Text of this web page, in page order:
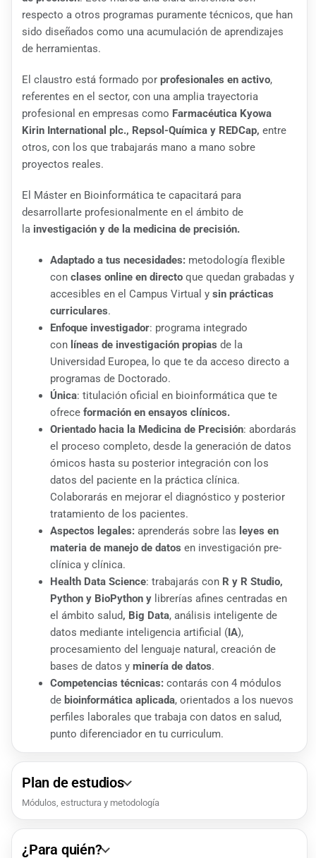
respecto a otros programas puramente técnicos, que han
sido diseñados como una acumulación de aprendizajes
de herramientas.
El claustro está formado por profesionales en activo,
referentes en el sector, con una amplia trayectoria
profesional en empresas como Farmacéutica Kyowa
Kirin International plc., Repsol-Química y REDCap, entre
otros, con los que trabajarás mano a mano sobre
proyectos reales.
El Máster en Bioinformática te capacitará para
desarrollarte profesionalmente en el ámbito de
la investigación y de la medicina de precisión.
Adaptado a tus necesidades: metodología flexible
con clases online en directo que quedan grabadas y
accesibles en el Campus Virtual y sin prácticas
curriculares.
Enfoque investigador: programa integrado
con líneas de investigación propias de la
Universidad Europea, lo que te da acceso directo a
programas de Doctorado.
Única: titulación oficial en bioinformática que te
ofrece formación en ensayos clínicos.
Orientado hacia la Medicina de Precisión: abordarás
el proceso completo, desde la generación de datos
ómicos hasta su posterior integración con los
datos del paciente en la práctica clínica.
Colaborarás en mejorar el diagnóstico y posterior
tratamiento de los pacientes.
Aspectos legales: aprenderás sobre las leyes en
materia de manejo de datos en investigación pre-
clínica y clínica.
Health Data Science: trabajarás con R y R Studio,
Python y BioPython y librerías afines centradas en
el ámbito salud, Big Data, análisis inteligente de
datos mediante inteligencia artificial (IA),
procesamiento del lenguaje natural, creación de
bases de datos y minería de datos.
Competencias técnicas: contarás con 4 módulos
de bioinformática aplicada, orientados a los nuevos
perfiles laborales que trabaja con datos en salud,
punto diferenciador en tu curriculum.
Plan de estudios
Módulos, estructura y metodología
¿Para quién?